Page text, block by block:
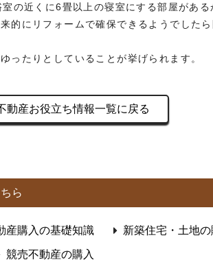
の近くに6畳以上の寝室にする部屋がある
的にリフォームで確保できるようでした
ったりとしていることが挙げられます。
動産お役立ち情報一覧に戻る
ら
産購入の基礎知識 新築住宅・土地の
競売不動産の購入